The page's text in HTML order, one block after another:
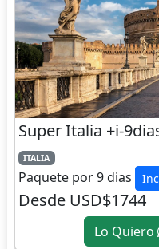
Super Italia +i-
ITALIA
Paquete por 9 dias
Desde USD$1744
Lo Quiero